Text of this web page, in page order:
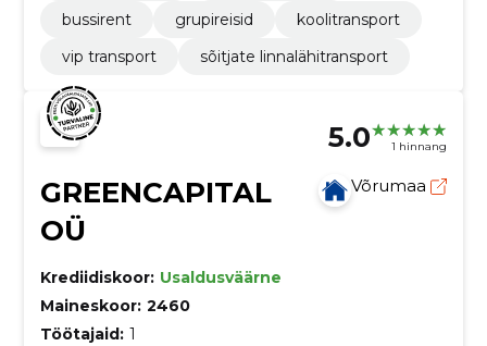
bussirent
grupireisid
koolitransport
vip transport
sõitjate linnalähitransport
5.0 1 hinnang
GREENCAPITAL
OÜ
Võrumaa
Krediidiskoor: Usaldusväärne
Maineskoor: 2460
Töötajaid: 1